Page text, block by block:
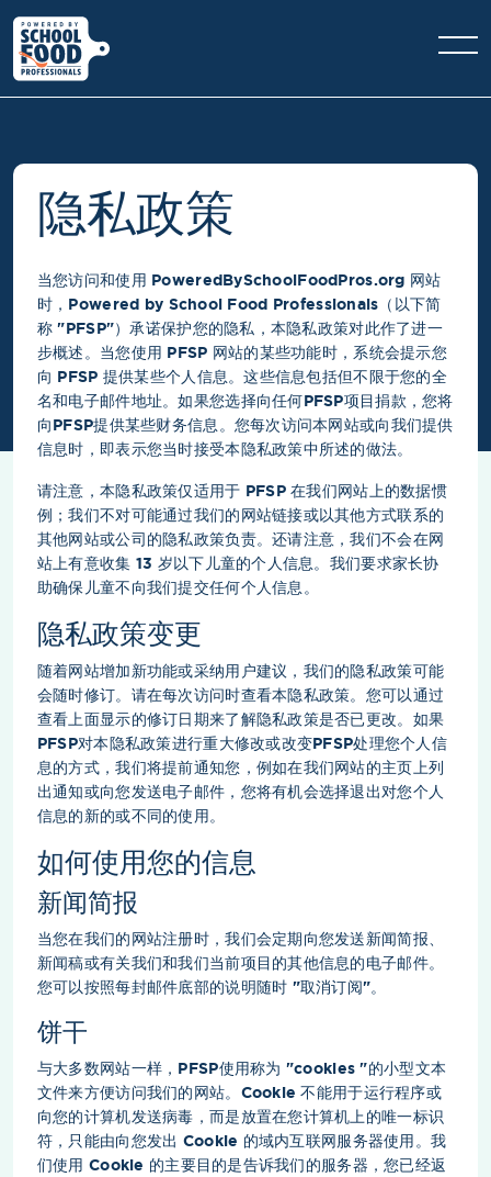
隐私政策
当您访问和使用 PoweredBySchoolFoodPros.org 网站
时，Powered by School Food Professionals（以下简
称 "PFSP"）承诺保护您的隐私，本隐私政策对此作了进一
步概述。当您使用 PFSP 网站的某些功能时，系统会提示您
向 PFSP 提供某些个人信息。这些信息包括但不限于您的全
名和电子邮件地址。如果您选择向任何PFSP项目捐款，您将
向PFSP提供某些财务信息。您每次访问本网站或向我们提供
信息时，即表示您当时接受本隐私政策中所述的做法。
请注意，本隐私政策仅适用于 PFSP 在我们网站上的数据惯
例；我们不对可能通过我们的网站链接或以其他方式联系的
其他网站或公司的隐私政策负责。还请注意，我们不会在网
站上有意收集 13 岁以下儿童的个人信息。我们要求家长协
助确保儿童不向我们提交任何个人信息。
隐私政策变更
随着网站增加新功能或采纳用户建议，我们的隐私政策可能
会随时修订。请在每次访问时查看本隐私政策。您可以通过
查看上面显示的修订日期来了解隐私政策是否已更改。如果
PFSP对本隐私政策进行重大修改或改变PFSP处理您个人信
息的方式，我们将提前通知您，例如在我们网站的主页上列
出通知或向您发送电子邮件，您将有机会选择退出对您个人
信息的新的或不同的使用。
如何使用您的信息
新闻简报
当您在我们的网站注册时，我们会定期向您发送新闻简报、
新闻稿或有关我们和我们当前项目的其他信息的电子邮件。
您可以按照每封邮件底部的说明随时 "取消订阅"。
饼干
与大多数网站一样，PFSP使用称为 "cookies "的小型文本
文件来方便访问我们的网站。Cookie 不能用于运行程序或
向您的计算机发送病毒，而是放置在您计算机上的唯一标识
符，只能由向您发出 Cookie 的域内互联网服务器使用。我
们使用 Cookie 的主要目的是告诉我们的服务器，您已经返